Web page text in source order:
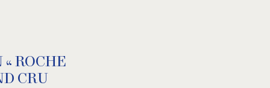
ROCHE
CRU